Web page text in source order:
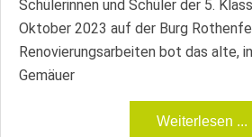
Schülerinnen und Schüler der 5.
Oktober 2023 auf der Burg
Renovierungsarbeiten bot das alte,
Gemäuer
Weiterlesen ...